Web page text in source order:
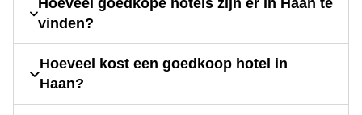
Hoeveel goedkope hotels zijn er in Haan te
vinden?
Hoeveel kost een goedkoop hotel in
Haan?